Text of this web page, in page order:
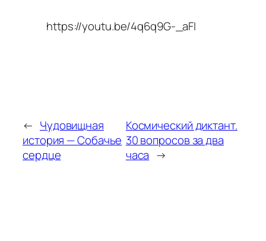
https://youtu.be/4q6q9G-_aFI
← Чудовищная
история — Собачье
сердце
Космический диктант.
30 вопросов за два
часа →